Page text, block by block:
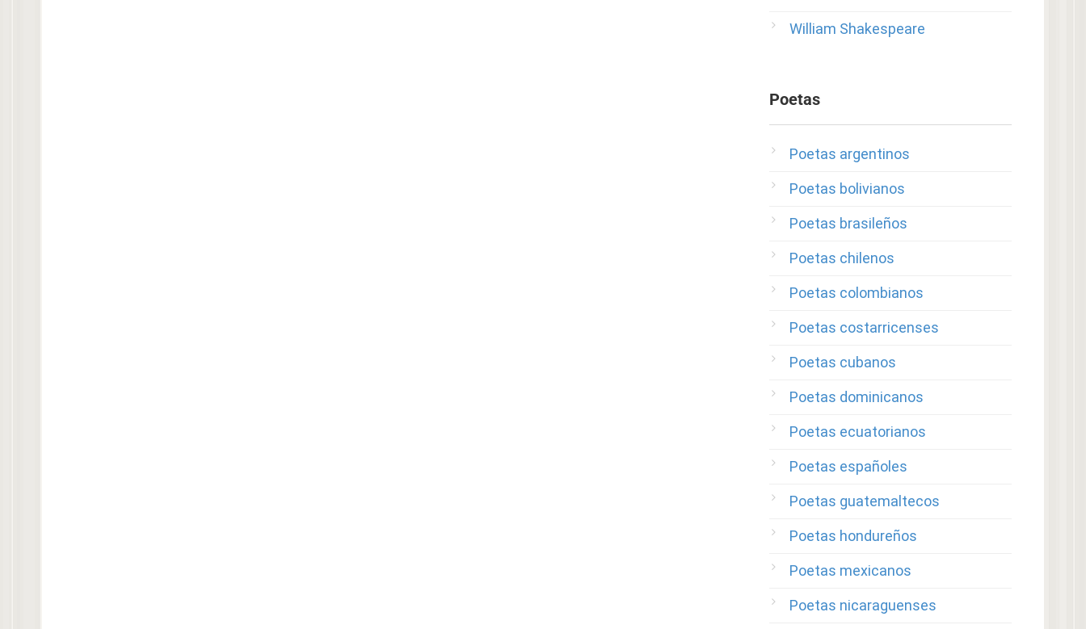
William Shakespeare
Poetas
Poetas argentinos
Poetas bolivianos
Poetas brasileños
Poetas chilenos
Poetas colombianos
Poetas costarricenses
Poetas cubanos
Poetas dominicanos
Poetas ecuatorianos
Poetas españoles
Poetas guatemaltecos
Poetas hondureños
Poetas mexicanos
Poetas nicaraguenses